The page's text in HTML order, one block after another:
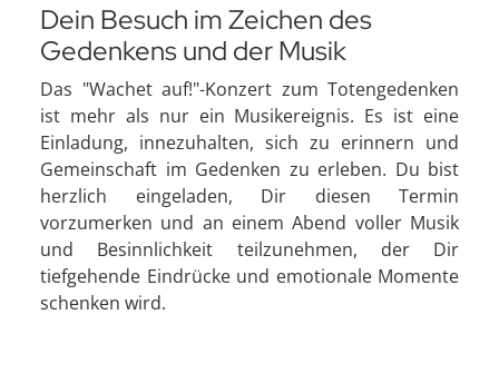
Dein Besuch im Zeichen des
Gedenkens und der Musik
Das "Wachet auf!"-Konzert zum Totengedenken
ist mehr als nur ein Musikereignis. Es ist eine
Einladung, innezuhalten, sich zu erinnern und
Gemeinschaft im Gedenken zu erleben. Du bist
herzlich eingeladen, Dir diesen Termin
vorzumerken und an einem Abend voller Musik
und Besinnlichkeit teilzunehmen, der Dir
tiefgehende Eindrücke und emotionale Momente
schenken wird.